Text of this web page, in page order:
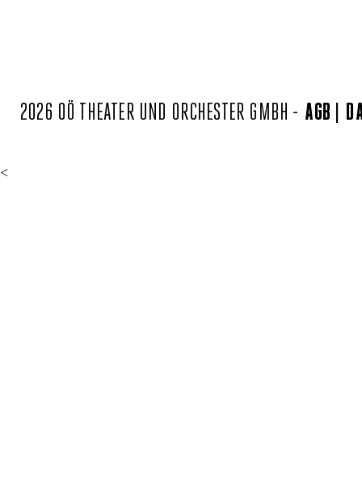
2026 OÖ THEATER UND ORCHESTER GMBH - AGB
<